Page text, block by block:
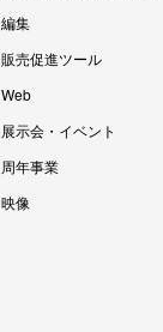
編集
販売促進ツール
Web
展示会・イベント
周年事業
映像